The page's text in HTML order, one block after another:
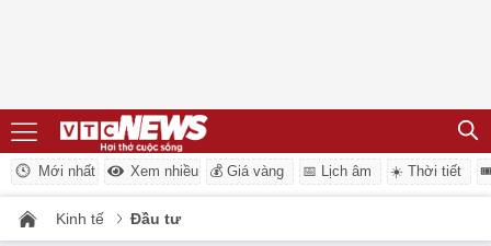
Mới nhất Xem nhiều 💰 Giá vàng 📅 Lịch âm ☀️ Thời tiết
Kinh tế Đầu tư